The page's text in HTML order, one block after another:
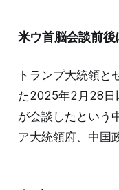
米ウ首脳会談前
トランプ大統領と
た2025年2月28日
が会談したという
ア大統領府、 中国